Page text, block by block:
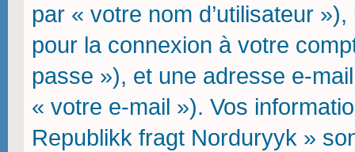
par « votre nom d’utilisateur
pour la connexion à votre
passe »), et une adresse e-
« votre e-mail »). Vos
Republikk fragt Norduryyk »